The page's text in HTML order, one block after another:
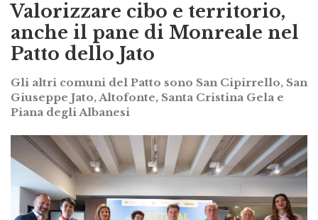
Valorizzare cibo e territorio,
anche il pane di Monreale nel
Patto dello Jato
Gli altri comuni del Patto sono San Cipirrello, San
Giuseppe Jato, Altofonte, Santa Cristina Gela e
Piana degli Albanesi